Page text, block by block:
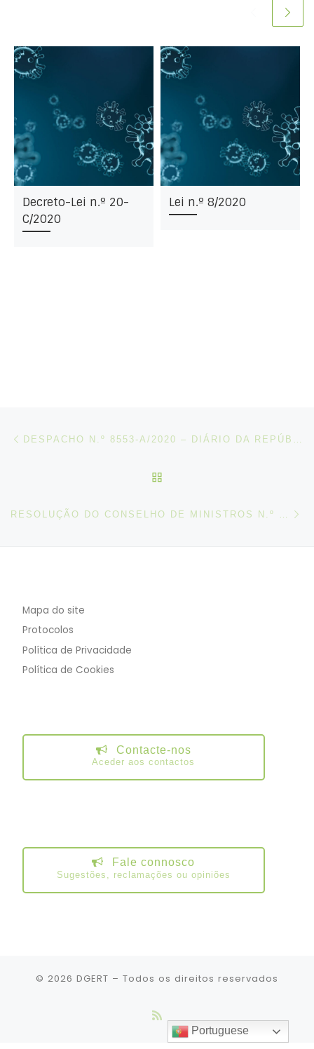
Decreto-Lei n.º 20-
C/2020
Lei n.º 8/2020
Post navigation
Mapa do site
Protocolos
Política de Privacidade
Política de Cookies
Contacte-nos
Aceder aos contactos
Fale connosco
Sugestões, reclamações ou opiniões
© 2026 DGERT – Todos os direitos reservados
Portuguese